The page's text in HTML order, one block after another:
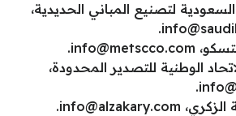
لتصنيع المباني الحديدية،
.
info@metscco.com
.
الوطنية للتصدير المحدودة،
.
info@alzakary.com
.